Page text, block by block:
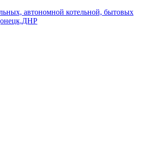
автономной котельной, бытовых